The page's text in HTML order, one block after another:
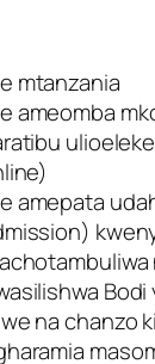
mtanzania
ameomba
amepata
Bodi
na chanzo